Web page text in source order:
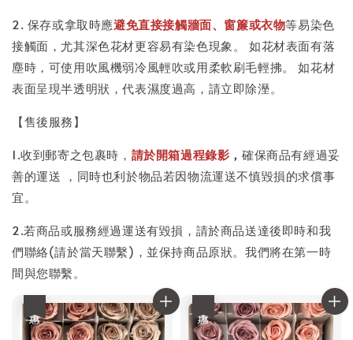
2. 保存或拿取時應避免直接接觸牆面、窗簾或衣物等易染色
接觸面，尤其深色花材更容易有染色現象。 如花材表面有落
塵時，可使用吹風機弱冷風輕吹或用柔軟刷毛輕拂。 如花材
表面呈現半透明狀，代表濕度過高，請立即除溼。
【售後服務】
1.收到郵寄之包裹時， 請於開箱過程錄影 ，確保商品有經過妥
善的運送 ，同時也利於物品若因物流運送不慎毀損的求償事
宜。
2.若商品或服務經過運送有毀損，請於商品送達後即時和我
們聯絡(請於當天聯繫)，並保持商品原狀。我們將在第一時
間與您聯繫。